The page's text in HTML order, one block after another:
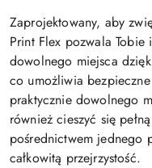
Zaprojektowany, aby
Print Flex pozwala
dowolnego miejsca
co umożliwia
praktycznie dowolnego
również cieszyć się
pośrednictwem jednego
całkowitą przejrzystość.